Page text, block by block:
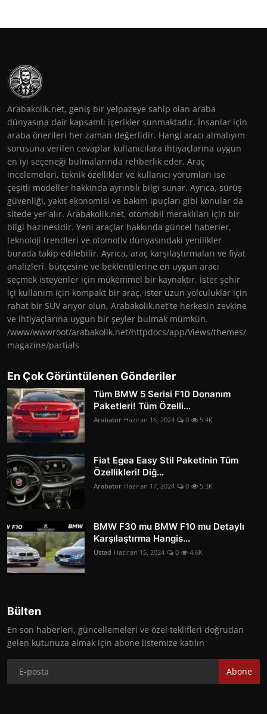
Arabakolik.net, geniş bir yelpazeye sahip olan araba
dünyasına dair kapsamlı içerikler sunmaktadır. İnsanlar için
araba önerileri her zaman değerlidir. Hangi aracı almalıyım
sorusuna verilen cevaplar kullanıcılara ihtiyaçlarına uygun
en iyi seçeneği bulmalarında rehberlik eder. Araç
incelemeleri, teknik özellikler ve kullanıcı yorumları ise
çeşitli modeller hakkında ayrıntılı bilgi sunar. Ayrıca, sürüş
güvenliği, yakıt ekonomisi ve bakım ipuçları gibi konular da
sitede yer alır. Arabakolik.net, otomobil meraklıları için bir
bilgi hazinesidir. Yeni araçlar hakkında güncel haberler,
teknoloji trendleri ve otomotiv dünyasındaki yenilikler
burada takip edilebilir. Ayrıca, araç karşılaştırmaları ve fiyat
analizleri, bütçesine ve beklentilerine en uygun aracı
seçmek isteyenler için mükemmel bir kaynaktır. İster şehir
içi kullanım için kompakt bir araç, ister uzun yolculuklar için
rahat bir SUV arıyor olun, Arabakolik.net'te herkesin zevkine
ve ihtiyaçlarına uygun bir şeyler bulmak mümkün.
/www/wwwroot/arabakolik.net/httpdocs/app/Views/themes/
magazine/partials
En Çok Görüntülenen Gönderiler
Tüm BMW 5 Serisi F10 Donanım
Paketleri! Tüm Özelli...
Arabator Haziran 16, 2024 0 5.4K
Fiat Egea Easy Stil Paketinin Tüm
Özellikleri! Diğ...
Arabator Haziran 17, 2024 0 5.3K
BMW F30 mu BMW F10 mu Detaylı
Karşılaştırma Hangis...
Üstad Haziran 15, 2024 0 4.6K
Bülten
En son haberleri, güncellemeleri ve özel teklifleri doğrudan
gelen kutunuza almak için abone listemize katılın
Abone